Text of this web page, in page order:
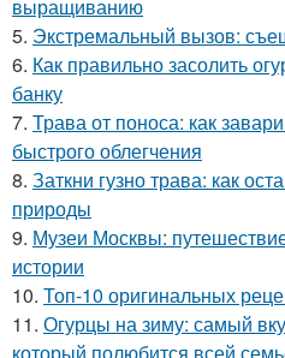
выращиванию
5. Экстремальный вызов:
6. Как правильно засолить
банку
7. Трава от поноса: как
быстрого облегчения
8. Заткни гузно трава: как
природы
9. Музеи Москвы:
истории
10. Топ-10 оригинальных
11. Огурцы на зиму: самый
который полюбится всей